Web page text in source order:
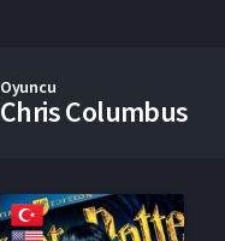
Oyuncu
Chris Columbus